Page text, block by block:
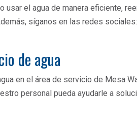
usar el agua de manera eficiente,
síganos en las redes
de agua
en el área de servicio de Mesa
personal pueda ayudarle a